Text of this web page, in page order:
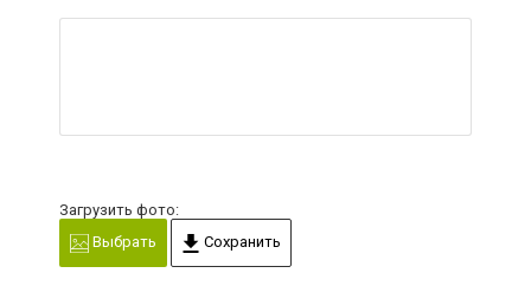
Загрузить фото:
Выбрать
Сохранить